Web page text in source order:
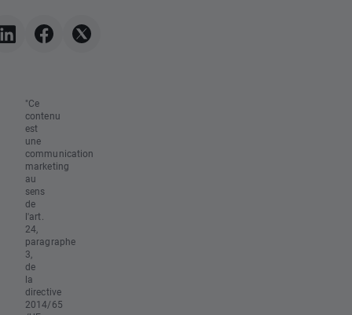
"Ce
contenu
est
une
communication
marketing
au
sens
de
l'art.
24,
paragraphe
3,
de
la
directive
2014/65